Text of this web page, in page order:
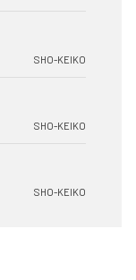
SHO-KEIKO
SHO-KEIKO
SHO-KEIKO